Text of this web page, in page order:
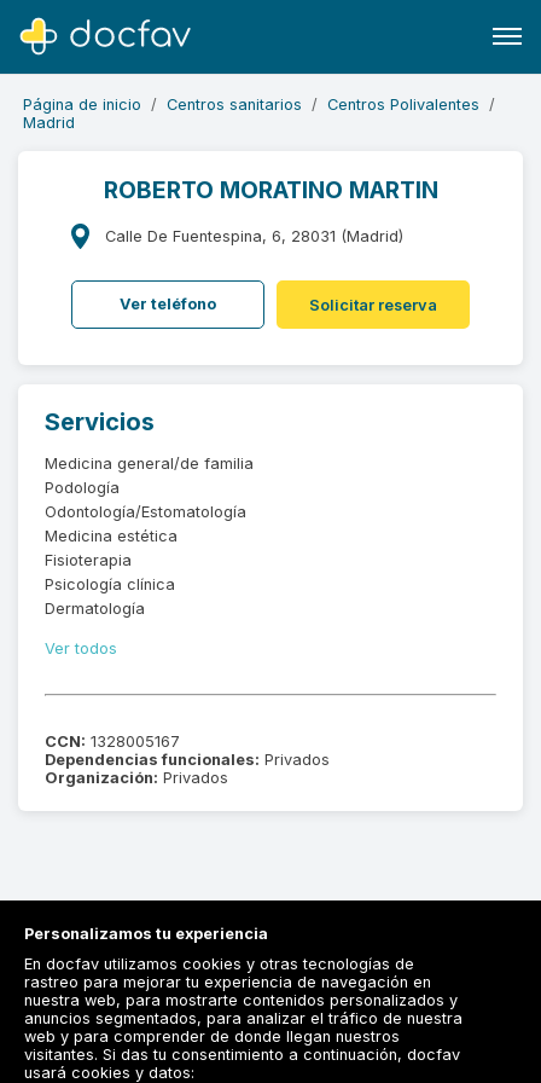
Página de inicio Centros sanitarios
Centros Polivalentes
Madrid
ROBERTO MORATINO MARTIN
Calle De Fuentespina, 6, 28031 (Madrid)
Ver teléfono Solicitar reserva
Servicios
Medicina general/de familia
Podología
Odontología/Estomatología
Medicina estética
Fisioterapia
Psicología clínica
Dermatología
Ver todos
CCN: 1328005167
Dependencias funcionales: Privados
Organización: Privados
Registrarse
Docfav
Personalizamos tu experiencia
En docfav utilizamos cookies y otras tecnologías de
rastreo para mejorar tu experiencia de navegación en
nuestra web, para mostrarte contenidos personalizados y
anuncios segmentados, para analizar el tráfico de nuestra
web y para comprender de donde llegan nuestros
visitantes. Si das tu consentimiento a continuación, docfav
usará cookies y datos: